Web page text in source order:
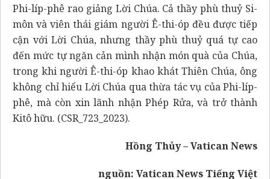
Phi-líp-phê rao giảng Lời Chúa. Cả thầy phù thuỷ Si-
môn và viên thái giám người Ê-thi-óp đều được tiếp
cận với Lời Chúa, nhưng thầy phù thuỷ quá tự cao
đến mức tự ngăn cản mình nhận món quà của Chúa,
trong khi người Ê-thi-óp khao khát Thiên Chúa, ông
không chỉ hiểu Lời Chúa qua thừa tác vụ của Phi-líp-
phê, mà còn xin lãnh nhận Phép Rửa, và trở thành
Kitô hữu. (CSR_723_2023).
Hồng Thủy – Vatican News
nguồn: Vatican News Tiếng Việt